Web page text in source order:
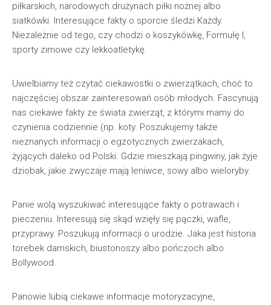
piłkarskich, narodowych drużynach piłki nożnej albo
siatkówki. Interesujące fakty o sporcie śledzi Każdy.
Niezależnie od tego, czy chodzi o koszykówkę, Formułę I,
sporty zimowe czy lekkoatletykę.
Uwielbiamy też czytać ciekawostki o zwierzątkach, choć to
najczęściej obszar zainteresowań osób młodych. Fascynują
nas ciekawe fakty ze świata zwierząt, z którymi mamy do
czynienia codziennie (np. koty. Poszukujemy także
nieznanych informacji o egzotycznych zwierzakach,
żyjących daleko od Polski. Gdzie mieszkają pingwiny, jak żyje
dziobak, jakie zwyczaje mają leniwce, sowy albo wieloryby.
Panie wolą wyszukiwać interesujące fakty o potrawach i
pieczeniu. Interesują się skąd wzięły się pączki, wafle,
przyprawy. Poszukują informacji o urodzie. Jaka jest historia
torebek damskich, biustonoszy albo pończoch albo
Bollywood.
Panowie lubią ciekawe informacje motoryzacyjne,